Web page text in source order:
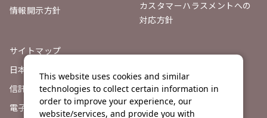
情報開示方針
カスタマーハラスメントへの
対応方針
サイトマップ
日本証券業協会
信託契約代理店登録票
電子決済等代行業者との連携
This website uses cookies and similar
technologies to collect certain information in
order to improve your experience, our
website/services, and provide you with